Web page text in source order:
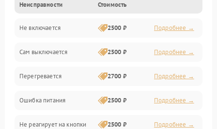
Неисправности Стоимость
Не включается 2500 ₽ Подробнее →
Сам выключается 2500 ₽ Подробнее →
Перегревается 2700 ₽ Подробнее →
Ошибка питания 2500 ₽ Подробнее →
Не реагирует на кнопки 2500 ₽ Подробнее →